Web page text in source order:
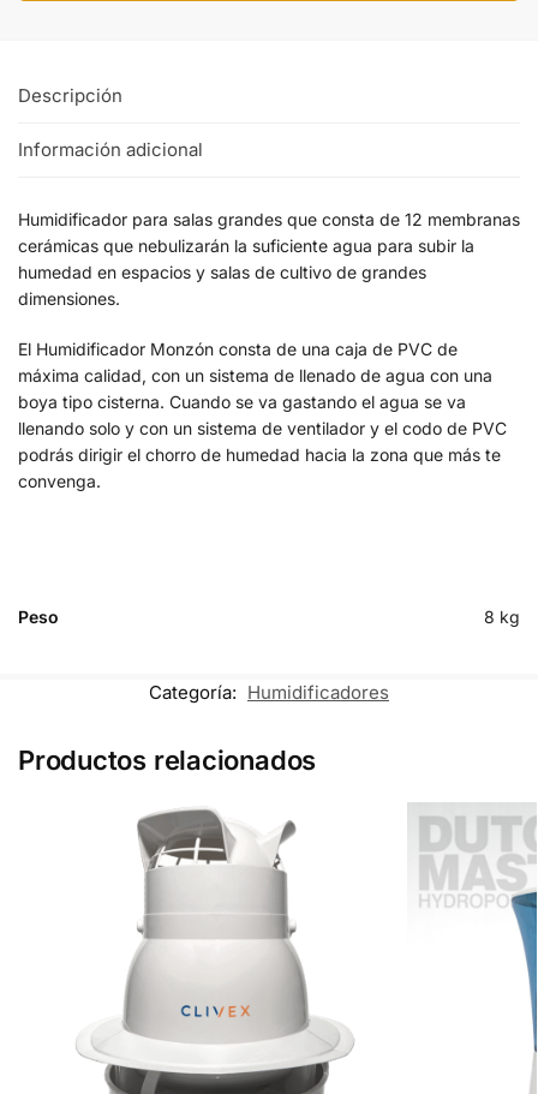
Descripción
Información adicional
Humidificador para salas grandes que consta de 12 membranas
cerámicas que nebulizarán la suficiente agua para subir la
humedad en espacios y salas de cultivo de grandes
dimensiones.
El Humidificador Monzón consta de una caja de PVC de
máxima calidad, con un sistema de llenado de agua con una
boya tipo cisterna. Cuando se va gastando el agua se va
llenando solo y con un sistema de ventilador y el codo de PVC
podrás dirigir el chorro de humedad hacia la zona que más te
convenga.
Peso 8 kg
Categoría: Humidificadores
Productos relacionados